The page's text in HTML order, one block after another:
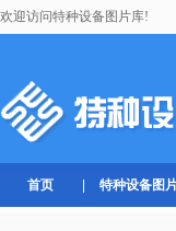
欢迎访问特种设备图片库!
首页 特种设备图